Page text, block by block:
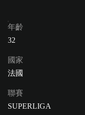
年齡
32
國家
法國
聯賽
SUPERLIGA